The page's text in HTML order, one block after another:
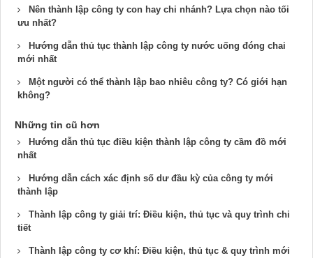
Nên thành lập công ty con hay chi nhánh​? Lựa chọn nào tối
ưu nhất?
Hướng dẫn thủ tục thành lập công ty nước uống đóng chai​
mới nhất
Một người có thể thành lập bao nhiêu công ty? Có giới hạn
không?
Những tin cũ hơn
Hướng dẫn thủ tục điều kiện thành lập công ty cầm đồ​ mới
nhất
Hướng dẫn cách xác định số dư đầu kỳ của công ty mới
thành lập
Thành lập công ty giải trí: Điều kiện, thủ tục và quy trình chi
tiết
Thành lập công ty cơ khí: Điều kiện, thủ tục & quy trình mới